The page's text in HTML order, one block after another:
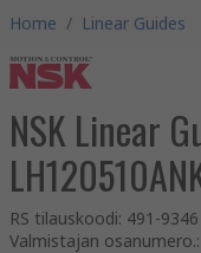
Home / Linear Guides
NSK Linear
RS tilauskoodi: 491-9346
Valmistajan osanumero.: